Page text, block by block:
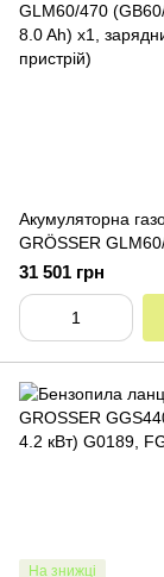
Акумуляторна
GRÖSSER
(GB60/8 (60V, 8.0
зарядний
31 501 грн
На знижці